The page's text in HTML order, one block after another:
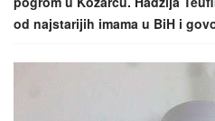
t
i
od najstarijih imama u BiH i